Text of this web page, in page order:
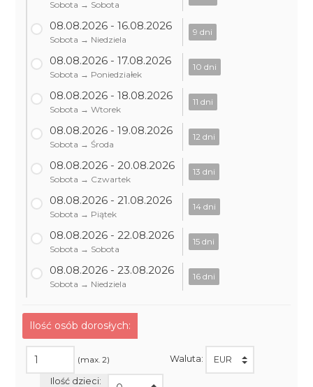
Sobota → Sobota
08.08.2026 - 16.08.2026
Sobota → Niedziela
9 dni
08.08.2026 - 17.08.2026
Sobota → Poniedziałek
10 dni
08.08.2026 - 18.08.2026
Sobota → Wtorek
11 dni
08.08.2026 - 19.08.2026
Sobota → Środa
12 dni
08.08.2026 - 20.08.2026
Sobota → Czwartek
13 dni
08.08.2026 - 21.08.2026
Sobota → Piątek
14 dni
08.08.2026 - 22.08.2026
Sobota → Sobota
15 dni
08.08.2026 - 23.08.2026
Sobota → Niedziela
16 dni
Ilość osób dorosłych:
(max. 2)
Ilość dzieci:
Waluta: